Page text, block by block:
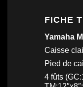
FICHE
Yamaha
Caisse
Pied de
4 fûts